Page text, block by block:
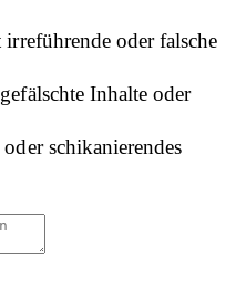
irreführende oder falsche
Inhalte oder
schikanierendes